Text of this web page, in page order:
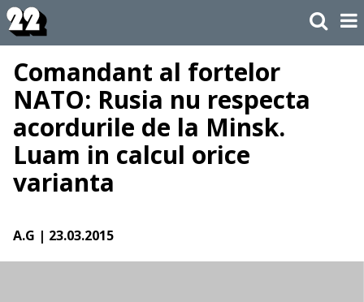
Comandant al fortelor
NATO: Rusia nu respecta
acordurile de la Minsk.
Luam in calcul orice
varianta
A.G | 23.03.2015